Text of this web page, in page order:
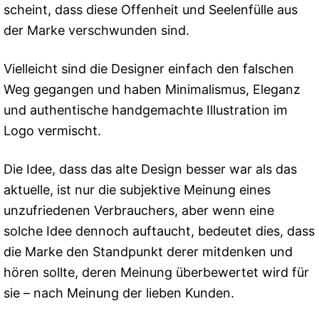
scheint, dass diese Offenheit und Seelenfülle aus
der Marke verschwunden sind.
Vielleicht sind die Designer einfach den falschen
Weg gegangen und haben Minimalismus, Eleganz
und authentische handgemachte Illustration im
Logo vermischt.
Die Idee, dass das alte Design besser war als das
aktuelle, ist nur die subjektive Meinung eines
unzufriedenen Verbrauchers, aber wenn eine
solche Idee dennoch auftaucht, bedeutet dies, dass
die Marke den Standpunkt derer mitdenken und
hören sollte, deren Meinung überbewertet wird für
sie – nach Meinung der lieben Kunden.